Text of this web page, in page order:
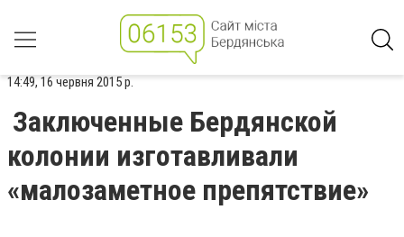
14:49, 16 червня 2015 р.
Заключенные Бердянской
колонии изготавливали
«малозаметное препятствие»